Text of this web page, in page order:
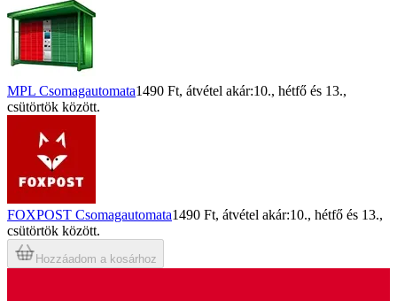
MPL Csomagautomata1490 Ft, átvétel akár:10., hétfő és 13.,
csütörtök között.
FOXPOST Csomagautomata1490 Ft, átvétel akár:10., hétfő és 13.,
csütörtök között.
Hozzáadom a kosárhoz